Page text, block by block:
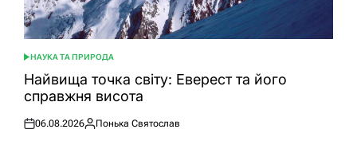
ОПУБЛІКУВАТИ
У
НАУКА ТА ПРИРОДА
Найвища точка світу: Еверест та його
справжня висота
Оприлюднено
06.08.2026
Опубліковано
Понька Святослав